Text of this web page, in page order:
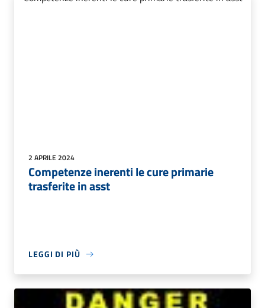
2 APRILE 2024
Competenze inerenti le cure primarie
trasferite in asst
LEGGI DI PIÙ